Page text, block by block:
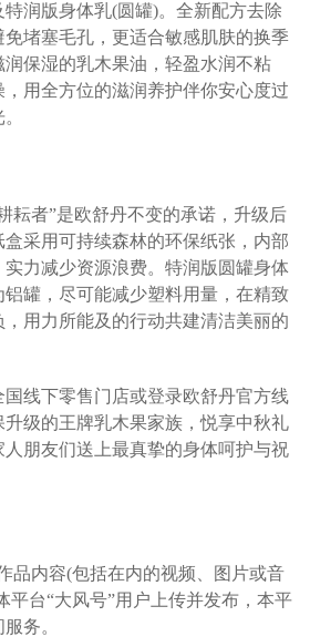
润版身体乳(圆罐)。全新配方去除
堵塞毛孔，更适合敏感肌肤的换季
保湿的乳木果油，轻盈水润不粘
用全方位的滋润养护伴你安心度过
者”是欧舒丹不变的承诺，升级后
采用可持续森林的环保纸张，内部
力减少资源浪费。特润版圆罐身体
罐，尽可能减少塑料用量，在精致
用力所能及的行动共建清洁美丽的
线下零售门店或登录欧舒丹官方线
升级的王牌乳木果家族，悦享中秋礼
朋友们送上最真挚的身体呵护与祝
内容(包括在内的视频、图片或音
平台“大风号”用户上传并发布，本平
务。